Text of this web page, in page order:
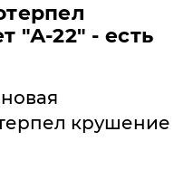
"А-22" - есть
крушение